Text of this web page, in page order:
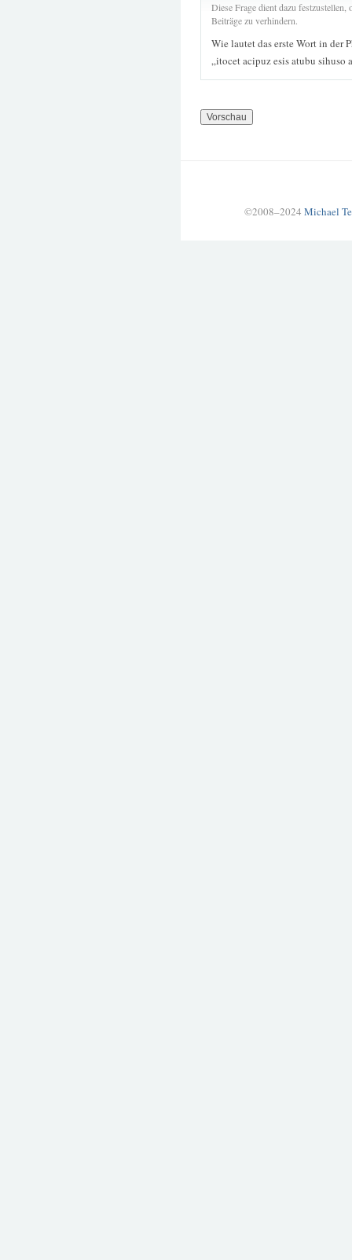
Diese Frage dient dazu
Beiträge zu verhindern.
Wie lautet das erste Wort in der
„itocet acipuz esis atubu sihuso
©2008–2024 Michael